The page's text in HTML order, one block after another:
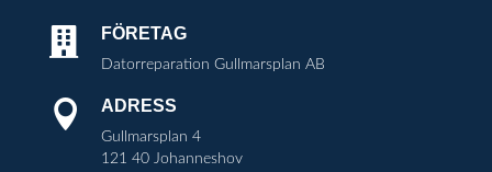
 FÖRETAG
Datorreparation Gullmarsplan AB
 ADRESS
Gullmarsplan 4
121 40 Johanneshov